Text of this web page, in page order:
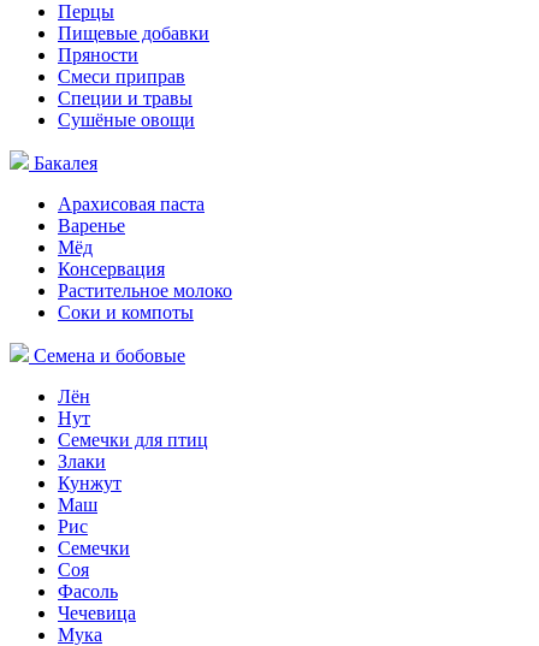
Перцы
Пищевые добавки
Пряности
Смеси приправ
Специи и травы
Сушёные овощи
Бакалея
Арахисовая паста
Варенье
Мёд
Консервация
Растительное молоко
Соки и компоты
Семена и бобовые
Лён
Нут
Семечки для птиц
Злаки
Кунжут
Маш
Рис
Семечки
Соя
Фасоль
Чечевица
Мука